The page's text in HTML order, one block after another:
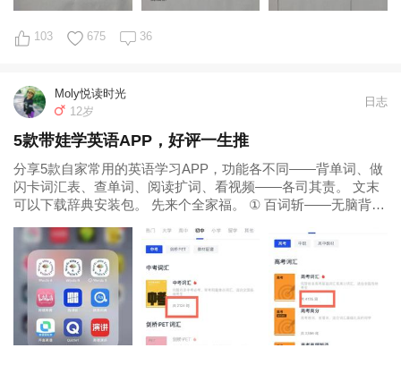
103 675 36
Moly悦读时光
12岁
日志
5款带娃学英语APP，好评一生推
分享5款自家常用的英语学习APP，功能各不同——背单词、做
闪卡词汇表、查单词、阅读扩词、看视频——各司其责。 文末
可以下载辞典安装包。 先来个全家福。 ① 百词斩——无脑背单